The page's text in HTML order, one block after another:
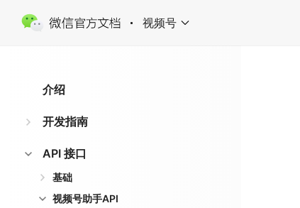
视频号
介绍
开发指南
API 接口
基础
视频号助手API